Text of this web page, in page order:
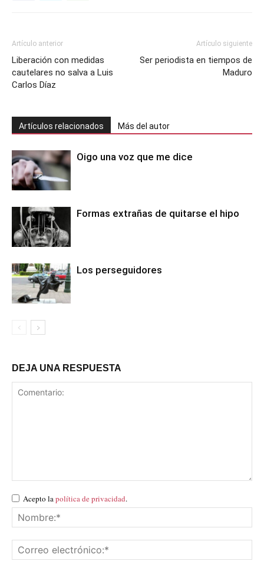
Artículo anterior
Liberación con medidas
cautelares no salva a Luis
Carlos Díaz
Artículo siguiente
Ser periodista en tiempos de
Maduro
Artículos relacionados Más del autor
Oigo una voz que me dice
Formas extrañas de quitarse el hipo
Los perseguidores
DEJA UNA RESPUESTA
Acepto la política de privacidad.